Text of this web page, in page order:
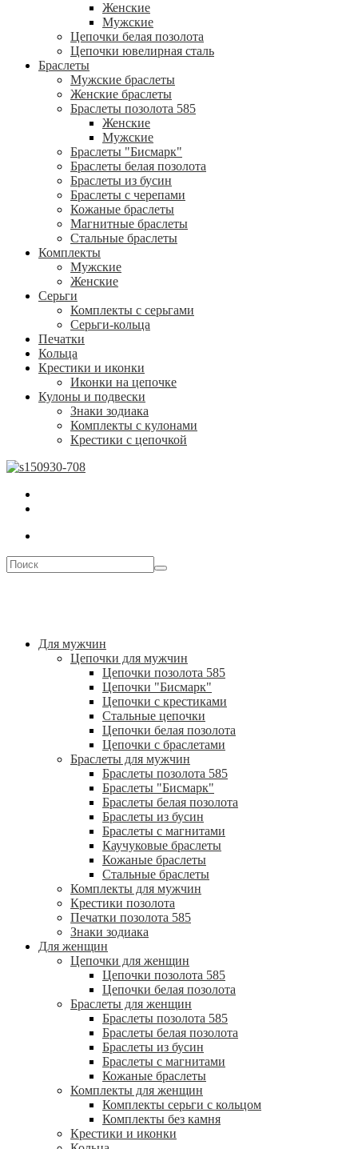
Женские
Мужские
Цепочки белая позолота
Цепочки ювелирная сталь
Браслеты
Мужские браслеты
Женские браслеты
Браслеты позолота 585
Женские
Мужские
Браслеты "Бисмарк"
Браслеты белая позолота
Браслеты из бусин
Браслеты с черепами
Кожаные браслеты
Магнитные браслеты
Стальные браслеты
Комплекты
Мужские
Женские
Серьги
Комплекты с серьгами
Серьги-кольца
Печатки
Кольца
Крестики и иконки
Иконки на цепочке
Кулоны и подвески
Знаки зодиака
Комплекты с кулонами
Крестики с цепочкой
Для мужчин
Цепочки для мужчин
Цепочки позолота 585
Цепочки "Бисмарк"
Цепочки с крестиками
Стальные цепочки
Цепочки белая позолота
Цепочки с браслетами
Браслеты для мужчин
Браслеты позолота 585
Браслеты "Бисмарк"
Браслеты белая позолота
Браслеты из бусин
Браслеты с магнитами
Каучуковые браслеты
Кожаные браслеты
Стальные браслеты
Комплекты для мужчин
Крестики позолота
Печатки позолота 585
Знаки зодиака
Для женщин
Цепочки для женщин
Цепочки позолота 585
Цепочки белая позолота
Браслеты для женщин
Браслеты позолота 585
Браслеты белая позолота
Браслеты из бусин
Браслеты с магнитами
Кожаные браслеты
Комплекты для женщин
Комплекты серьги с кольцом
Комплекты без камня
Крестики и иконки